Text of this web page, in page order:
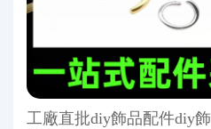
工廠直批diy飾品配件diy